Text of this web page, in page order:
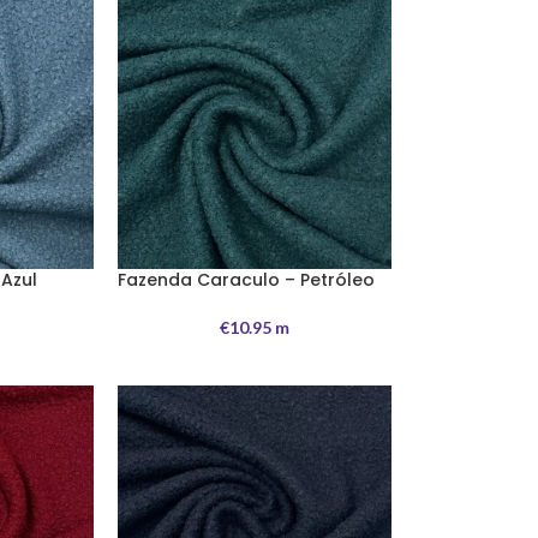
Fazenda Caraculo – Petróleo
€10.95m